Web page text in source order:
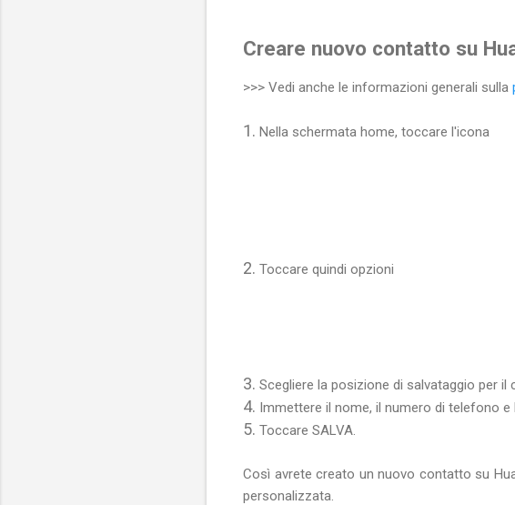
Creare nuovo contatto su
>>> Vedi anche le informazioni generali sulla
1. Nella schermata home, toccare l'icona
2. Toccare quindi opzioni
3. Scegliere la posizione di salvataggio per il
4. Immettere il nome, il numero di telefono
5. Toccare SALVA.
Così avrete creato un nuovo contatto su
personalizzata.